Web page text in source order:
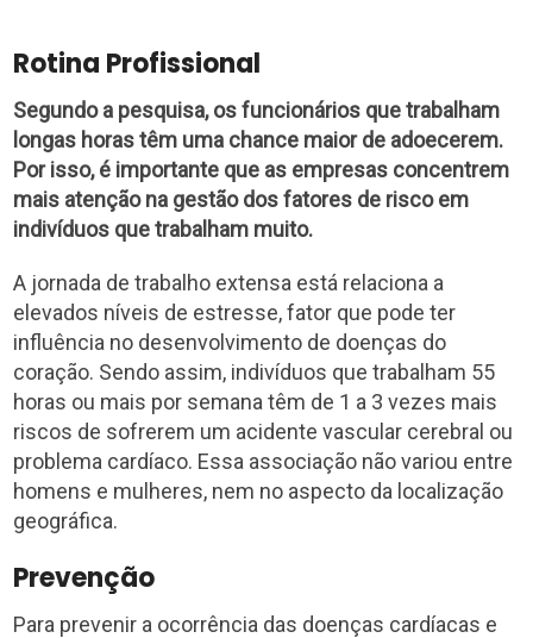
Rotina Profissional
Segundo a pesquisa, os funcionários que trabalham
longas horas têm uma chance maior de adoecerem.
Por isso, é importante que as empresas concentrem
mais atenção na gestão dos fatores de risco em
indivíduos que trabalham muito.
A jornada de trabalho extensa está relaciona a
elevados níveis de estresse, fator que pode ter
influência no desenvolvimento de doenças do
coração. Sendo assim, indivíduos que trabalham 55
horas ou mais por semana têm de 1 a 3 vezes mais
riscos de sofrerem um acidente vascular cerebral ou
problema cardíaco. Essa associação não variou entre
homens e mulheres, nem no aspecto da localização
geográfica.
Prevenção
Para prevenir a ocorrência das doenças cardíacas e